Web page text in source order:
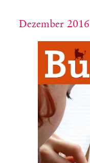
Dezember 2016